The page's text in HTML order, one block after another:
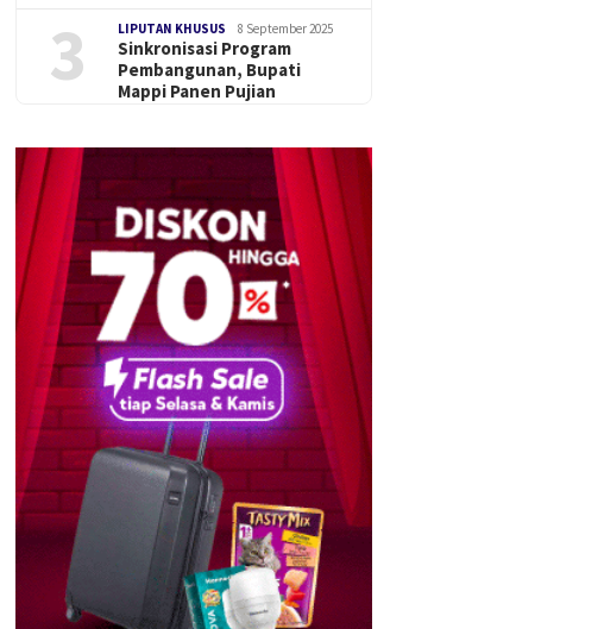
3 LIPUTAN KHUSUS 8 September 2025
Sinkronisasi Program
Pembangunan, Bupati
Mappi Panen Pujian